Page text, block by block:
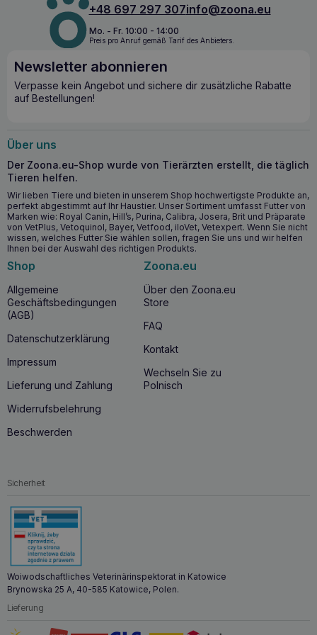
Hilft bei Gastritis und Darmentzündungen
Unterstützt das Gleichgewicht der Mikroflora des Darms
Stellt die normale Kotqualität bei Kätzchen wieder her
PURINA Fortiflora 30x1g für Katzen – wann sollte man
es anwenden?
PURINA Fortiflora für Katzen und Kätzchen wird empfohlen
akuter Enteritis.
Indikationen:
Gastroenteritis und Durchfall in Verbindung mit einem
Ungleichgewicht der Darmmikroflora.
Durchfall in Verbindung mit Stress, Antibiotikatherapie
oder Ernährungsumstellung.
Akute Enteritis.
Abnormale Kotqualität bei Jungtieren.
+48 697 297 307info@zoona.eu
Mo. - Fr. 10:00 - 14:00
Preis pro Anruf gemäß Tarif des Anbieters.
Newsletter abonnieren
Verpasse kein Angebot und sichere dir zusätzliche Rabatte
auf Bestellungen!
Über uns
Der Zoona.eu-Shop wurde von Tierärzten erstellt, die täglich
Tieren helfen.
Wir lieben Tiere und bieten in unserem Shop hochwertigste Produkte an,
perfekt abgestimmt auf Ihr Haustier. Unser Sortiment umfasst Futter von
Marken wie: Royal Canin, Hill’s, Purina, Calibra, Josera, Brit und Präparate
von VetPlus, Vetoquinol, Bayer, Vetfood, iloVet, Vetexpert. Wenn Sie nicht
wissen, welches Futter Sie wählen sollen, fragen Sie uns und wir helfen
Ihnen bei der Auswahl des richtigen Produkts.
Shop
Allgemeine
Geschäftsbedingungen
(AGB)
Datenschutzerklärung
Impressum
Lieferung und Zahlung
Widerrufsbelehrung
Beschwerden
Zoona.eu
Über den Zoona.eu
Store
FAQ
Kontakt
Wechseln Sie zu
Polnisch
Sicherheit
Woiwodschaftliches Veterinärinspektorat in Katowice
Brynowska 25 A, 40-585 Katowice, Polen.
Lieferung